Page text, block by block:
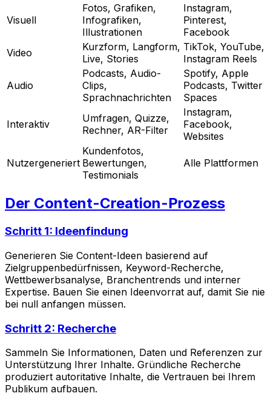
Visuell
Fotos, Grafiken,
Infografiken,
Illustrationen
Instagram,
Pinterest,
Facebook
Video
Kurzform, Langform,
Live, Stories
TikTok, YouTube,
Instagram Reels
Audio
Podcasts, Audio-
Clips,
Sprachnachrichten
Spotify, Apple
Podcasts, Twitter
Spaces
Interaktiv
Umfragen, Quizze,
Rechner, AR-Filter
Instagram,
Facebook,
Websites
Nutzergeneriert
Kundenfotos,
Bewertungen,
Testimonials
Alle Plattformen
Der Content-Creation-Prozess
Schritt 1: Ideenfindung
Generieren Sie Content-Ideen basierend auf
Zielgruppenbedürfnissen, Keyword-Recherche,
Wettbewerbsanalyse, Branchentrends und interner
Expertise. Bauen Sie einen Ideenvorrat auf, damit Sie nie
bei null anfangen müssen.
Schritt 2: Recherche
Sammeln Sie Informationen, Daten und Referenzen zur
Unterstützung Ihrer Inhalte. Gründliche Recherche
produziert autoritative Inhalte, die Vertrauen bei Ihrem
Publikum aufbauen.